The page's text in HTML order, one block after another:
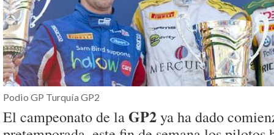
Podio GP Turquía GP2
El campeonato de la GP2ya ha dado